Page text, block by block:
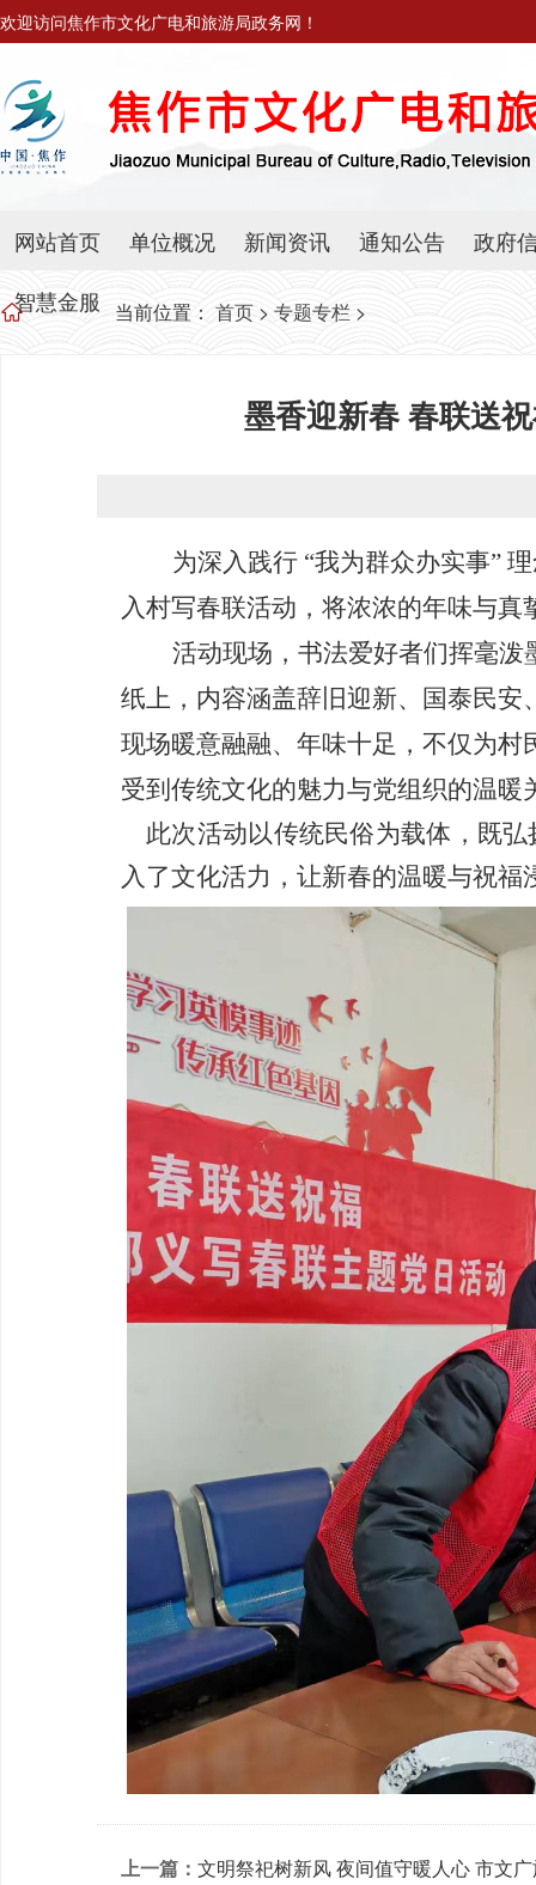
欢迎访问焦作市文化广电和旅游局政务网！
网站首页 单位概况 新闻资讯 通知公告
政府
智慧金服
当前位置： 首页> 专题专栏 >
墨香迎新春 春联送
为深入践行 “我为群众办实事”
入村写春联活动，将浓浓的年味与
活动现场，书法爱好者们挥毫
纸上，内容涵盖辞旧迎新、国泰民
现场暖意融融、年味十足，不仅为
受到传统文化的魅力与党组织的温暖
此次活动以传统民俗为载体，既弘
入了文化活力，让新春的温暖与祝福
上一篇： 文明祭祀树新风 夜间值守暖人心 市文